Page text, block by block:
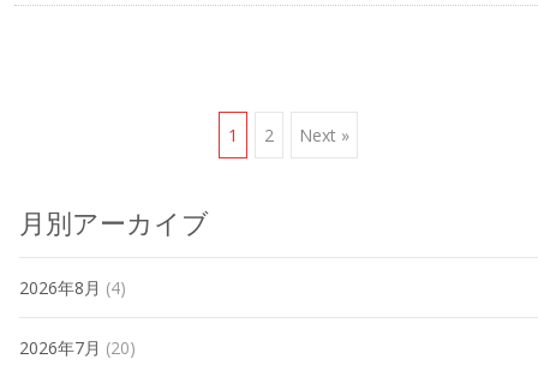
navigation
1 2 Next »
月別アーカイブ
2026年8月 (4)
2026年7月 (20)